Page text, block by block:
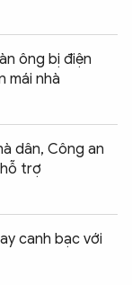
ông bị điện
mái nhà
dân, Công an
trợ
canh bạc với